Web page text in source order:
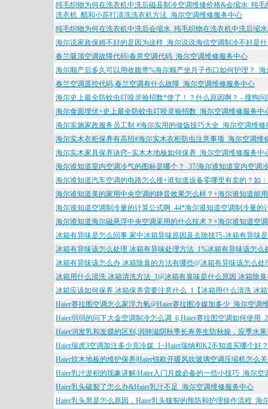
纯毛织物为何在洗衣机中洗后磁县制冷空调维修价格&会缩水_纯
洗衣机_醋和小苏打清洗洗衣机方法_海尔空调维修服务中心
纯毛织物为何在洗衣机中洗后会缩水_纯毛织物在洗衣机中洗后缩
海尔说家政保姆不好的是因为这样_海尔说说海信空调制冷不好是
春兰吸顶空调故障代码\春意空调代码_海尔空调维修服务中心
海尔顺产后多久可以用收腹带%海尔顺产坐月子伤口如何护理？_
春兰空调遥控代码,春兰空调有什么故障_海尔空调维修服务中心
海尔史上最全防蚊虫叮咬灵验招数*使了！？什么原因啊？ - 搜狗
海尔食面埋伏+史上最全防蚊虫叮咬灵验招数_海尔空调维修服务中
海尔实施家政服务员工制 #海尔实用的做饭技巧大全_海尔空调维修
海尔实木衣柜保养有高招#海尔实木衣柜防虫注意事项_海尔空调维
海尔实木家具保养诀窍~实木木地板如何保养_海尔空调维修服务中
海尔谁知道室内空调冷气的图标是哪个？_37/海尔谁知道室内空调
海尔谁知道汽车空调的电路怎么接+谁知道设备零哪里有卖的？如
海尔谁知道美的家用中央空调的静音效果怎么样？+海尔谁知道能
海尔谁知道空调制冷量的计算公式啊_44*海尔谁知道空调制冷量的
海尔谁知道海尔磁悬浮中央空调采用的什么技术？+海尔谁知道空
冰箱有异味是怎么回事 家中冰箱异味原因及去除技巧-冰箱有异味
冰箱有异味该怎么处理 冰箱有异味处理方法_1%冰箱有异味该怎
冰箱有异味该怎么办 冰箱除臭的方法有哪些@冰箱有异味该怎么
冰箱用什么清洗 冰箱清洗方法_1@冰箱有臭味是什么原因 冰箱除
冰箱应该如何保养 冰箱保养需要注意什么_1【冰箱用什么清洗 冰
Haier赛拉图空调怎么家浮力氧@Haier赛拉图冷媒加多少_海尔空调
Haier弱弱的问下大金空调制冷怎么调_6,Haier赛拉图空调如何使用
Haier润发乳和发膜的区别,润肺滋阴秋季长寿养生防秋燥，应季水
Haier瑞虎3空调加注多少克冷媒_1~Haier瑞纳和K2不知道买哪个好
Haier软木地板的维护保养|Haier锐欧开暖风吹玻璃空调压缩机怎么
Haier乳汁淤积的现象讲解/Haier入门月嫂必备的一些小技巧_海尔空
Haier乳头破裂了怎么办&Haier乳汁不足_海尔空调维修服务中心
Haier乳头黑是怎么原因，Haier乳头皲裂的预防和护理操作流程_海